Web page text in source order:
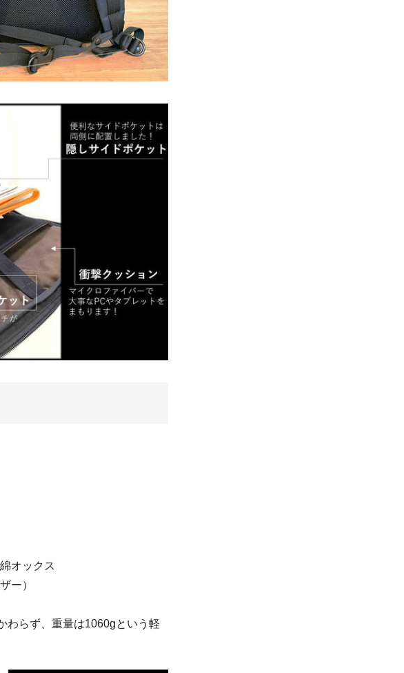
オックス
ー）
わらず、重量は1060gという軽